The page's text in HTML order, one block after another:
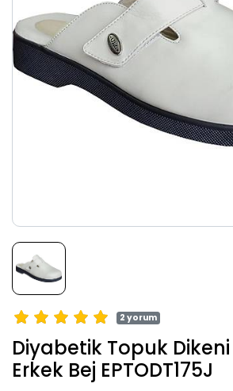
2 yorum
Diyabetik Topuk
Erkek Bej EPTODT175J